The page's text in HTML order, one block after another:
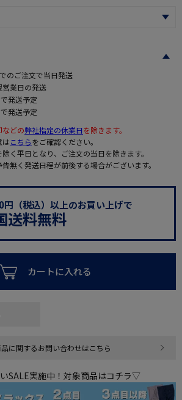
のご注文で当日発送
営業日の発送
発送予定
発送予定
どの弊社指定の休業日を除きます。
はこちらをご確認ください。
く平日となり、ご注文の当日を除きます。
無く発送日程が前後する場合がございます。
（税込）以上のお買い上げで
送料無料
カートに入れる
品に関するお問い合わせはこちら
SALE実施中！対象商品はコチラ▽